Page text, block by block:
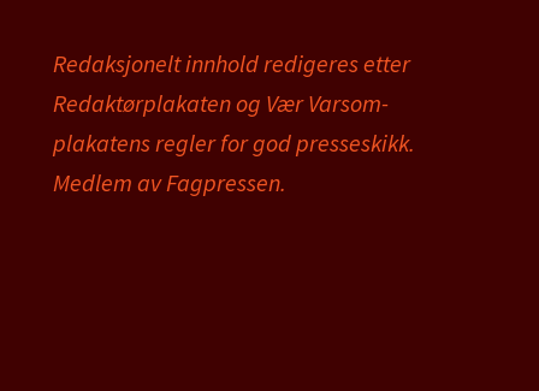
Redaksjonelt innhold redigeres etter
Redaktørplakaten og Vær Varsom-
plakatens regler for god presseskikk.
Medlem av Fagpressen.